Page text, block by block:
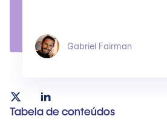
Gabriel Fairman
Tabela de conteúdos